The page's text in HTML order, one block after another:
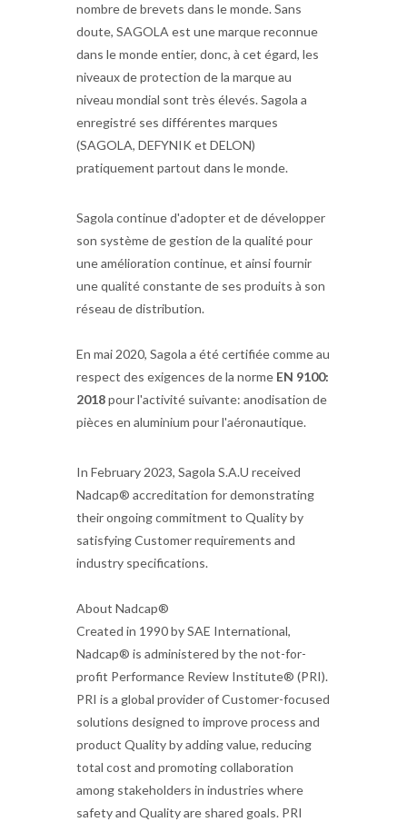
nombre de brevets dans le monde. Sans
doute, SAGOLA est une marque reconnue
dans le monde entier, donc, à cet égard, les
niveaux de protection de la marque au
niveau mondial sont très élevés. Sagola a
enregistré ses différentes marques
(SAGOLA, DEFYNIK et DELON)
pratiquement partout dans le monde.
Sagola continue d'adopter et de développer
son système de gestion de la qualité pour
une amélioration continue, et ainsi fournir
une qualité constante de ses produits à son
réseau de distribution.
En mai 2020, Sagola a été certifiée comme au
respect des exigences de la norme EN 9100:
2018pour l'activité suivante: anodisation de
pièces en aluminium pour l'aéronautique.
In February 2023, Sagola S.A.U received
Nadcap® accreditation for demonstrating
their ongoing commitment to Quality by
satisfying Customer requirements and
industry specifications.
About Nadcap®
Created in 1990 by SAE International,
Nadcap® is administered by the not-for-
profit Performance Review Institute® (PRI).
PRI is a global provider of Customer-focused
solutions designed to improve process and
product Quality by adding value, reducing
total cost and promoting collaboration
among stakeholders in industries where
safety and Quality are shared goals. PRI